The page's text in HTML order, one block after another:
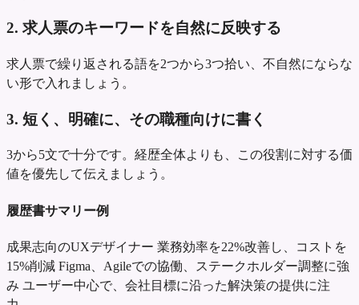
2. 求人票のキーワードを自然に反映する
求人票で繰り返される語を2つから3つ拾い、不自然にならな
い形で入れましょう。
3. 短く、明確に、その職種向けに書く
3から5文で十分です。経歴全体よりも、この役割に対する価
値を優先して伝えましょう。
履歴書サマリー例
成果志向のUXデザイナー 業務効率を22%改善し、コストを
15%削減 Figma、Agileでの協働、ステークホルダー調整に強
み ユーザー中心で、会社目標に沿った解決策の提供に注